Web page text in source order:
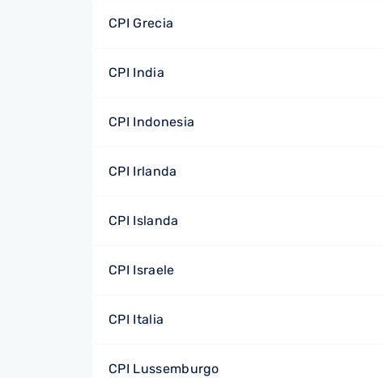
CPI Grecia
CPI India
CPI Indonesia
CPI Irlanda
CPI Islanda
CPI Israele
CPI Italia
CPI Lussemburgo